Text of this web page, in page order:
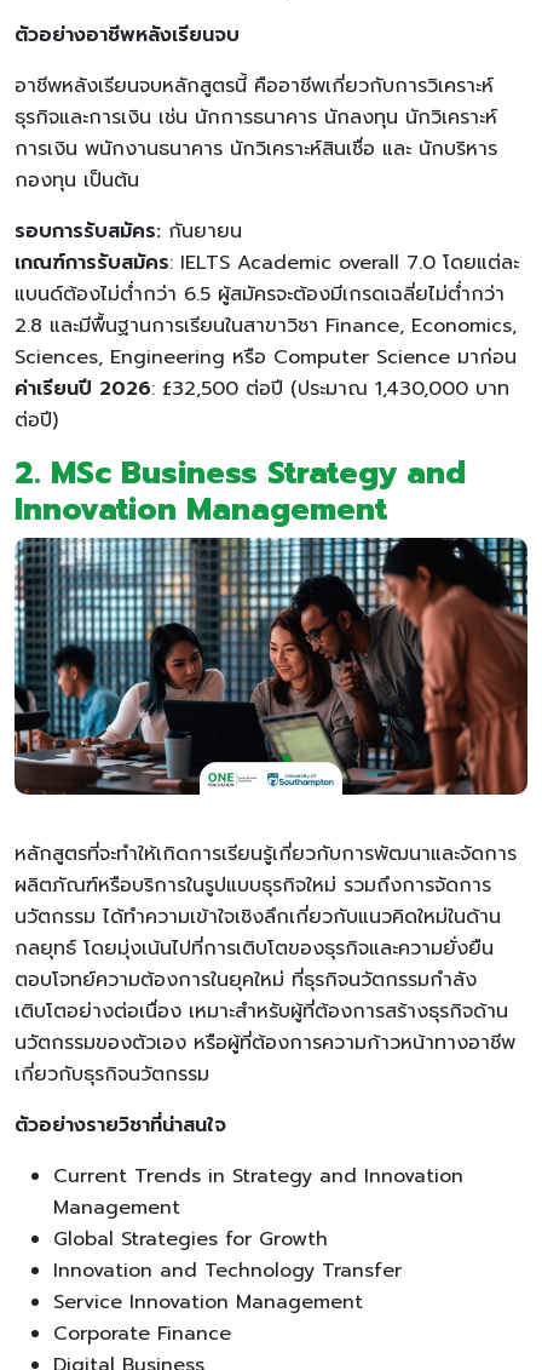
ตัวอย่างอาชีพหลังเรียนจบ
อาชีพหลังเรียนจบหลักสูตรนี้ คืออาชีพเกี่ยวกับการวิเคราะห์
ธุรกิจและการเงิน เช่น นักการธนาคาร นักลงทุน นักวิเคราะห์
การเงิน พนักงานธนาคาร นักวิเคราะห์สินเชื่อ และ นักบริหาร
กองทุน เป็นต้น
รอบการรับสมัคร: กันยายน
เกณฑ์การรับสมัคร: IELTS Academic overall 7.0 โดยแต่ละ
แบนด์ต้องไม่ต่ำกว่า 6.5 ผู้สมัครจะต้องมีเกรดเฉลี่ยไม่ต่ำกว่า
2.8 และมีพื้นฐานการเรียนในสาขาวิชา Finance, Economics,
Sciences, Engineering หรือ Computer Science มาก่อน
ค่าเรียนปี 2026: £32,500 ต่อปี (ประมาณ 1,430,000 บาท
ต่อปี)
2. MSc Business Strategy and
Innovation Management
หลักสูตรที่จะทำให้เกิดการเรียนรู้เกี่ยวกับการพัฒนาและจัดการ
ผลิตภัณฑ์หรือบริการในรูปแบบธุรกิจใหม่ รวมถึงการจัดการ
นวัตกรรม ได้ทำความเข้าใจเชิงลึกเกี่ยวกับแนวคิดใหม่ในด้าน
กลยุทธ์ โดยมุ่งเน้นไปที่การเติบโตของธุรกิจและความยั่งยืน
ตอบโจทย์ความต้องการในยุคใหม่ ที่ธุรกิจนวัตกรรมกำลัง
เติบโตอย่างต่อเนื่อง เหมาะสำหรับผู้ที่ต้องการสร้างธุรกิจด้าน
นวัตกรรมของตัวเอง หรือผู้ที่ต้องการความก้าวหน้าทางอาชีพ
เกี่ยวกับธุรกิจนวัตกรรม
ตัวอย่างรายวิชาที่น่าสนใจ
Current Trends in Strategy and Innovation
Management
Global Strategies for Growth
Innovation and Technology Transfer
Service Innovation Management
Corporate Finance